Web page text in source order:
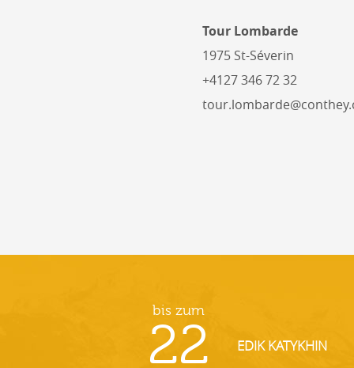
Tour Lombarde
1975 St-Séverin
+4127 346 72 32
bis zum
22 EDIK KATYKHIN